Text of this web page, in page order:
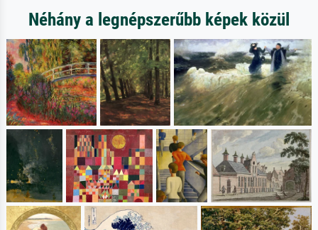
Néhány a legnépszerűbb képek közül